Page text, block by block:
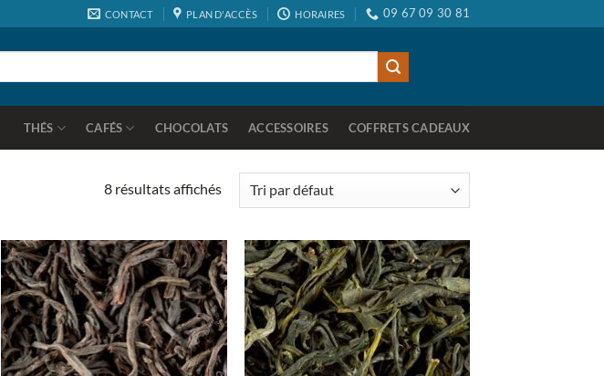
CONTACT PLAN D'ACCÈS HORAIRES 09 67 09 30 81
THÉS CAFÉS CHOCOLATS ACCESSOIRES COFFRETS CADEAUX
8 résultats affichés
Ajouter
à la
wishlist
Ajouter
à la
wishlist